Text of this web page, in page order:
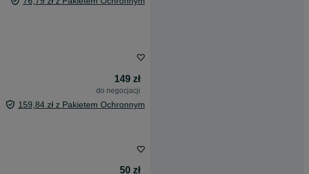
149 zł
do negocjacji
159,84 zł z Pakietem Ochronnym
50 zł